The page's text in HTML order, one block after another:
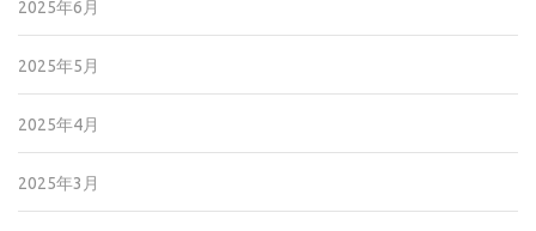
2025年6月
2025年5月
2025年4月
2025年3月